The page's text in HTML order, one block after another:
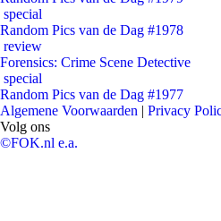
special
Random Pics van de Dag #1978
review
Forensics: Crime Scene Detective
special
Random Pics van de Dag #1977
Algemene Voorwaarden | Privacy
Volg ons
©FOK.nl e.a.